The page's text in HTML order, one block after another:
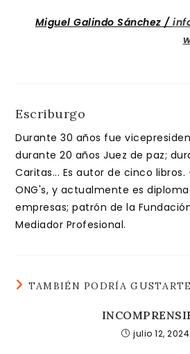
Miguel Galindo Sánchez /
Escriburgo
Durante 30 años fue
durante 20 años Juez de paz;
Caritas... Es autor de cinco
ONG's, y actualmente es
empresas; patrón de la
Mediador Profesional.
TAMBIÉN PODRÍA GUSTARTE
julio 12, 2024